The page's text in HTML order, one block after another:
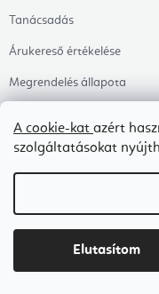
A cookie-kat azért
szolgáltatásokat
Elutasítom
Tanácsadás
Árukereső értékelése
Megrendelés állapota
Kategóriák
Segédeszközök